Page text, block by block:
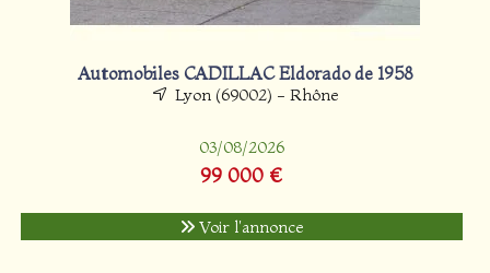
Automobiles CADILLAC Eldorado de 1958
Lyon (69002) - Rhône
03/08/2026
99 000 €
Voir l'annonce